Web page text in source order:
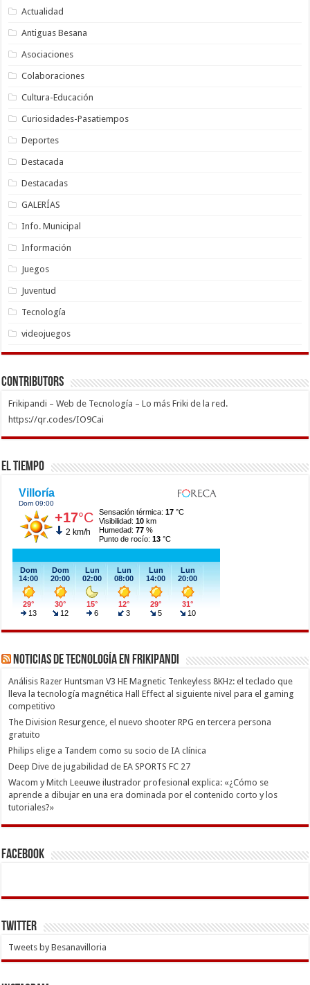
Actualidad
Antiguas Besana
Asociaciones
Colaboraciones
Cultura-Educación
Curiosidades-Pasatiempos
Deportes
Destacada
Destacadas
GALERÍAS
Info. Municipal
Información
Juegos
Juventud
Tecnología
videojuegos
Contributors
Frikipandi – Web de Tecnología – Lo más Friki de la red.
https://qr.codes/IO9Cai
El Tiempo
Noticias de Tecnología en Frikipandi
Análisis Razer Huntsman V3 HE Magnetic Tenkeyless 8KHz: el teclado que
lleva la tecnología magnética Hall Effect al siguiente nivel para el gaming
competitivo
The Division Resurgence, el nuevo shooter RPG en tercera persona
gratuito
Philips elige a Tandem como su socio de IA clínica
Deep Dive de jugabilidad de EA SPORTS FC 27
Wacom y Mitch Leeuwe ilustrador profesional explica: «¿Cómo se
aprende a dibujar en una era dominada por el contenido corto y los
tutoriales?»
Facebook
Twitter
Tweets by Besanavilloria